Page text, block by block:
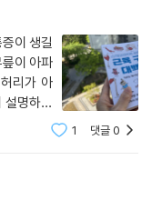
이 생길
이 아파
리가 아
명하셔
몸의 움
1 댓글0